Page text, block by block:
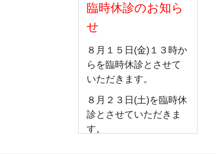
臨時休診のお知ら
せ
８月１５日(金)１３時か
らを臨時休診とさせて
いただきます。
８月２３日(土)を臨時休
診とさせていただきま
す。